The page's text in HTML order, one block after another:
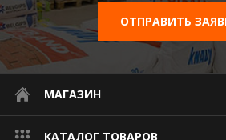
ОТПРАВИТЬ
МАГАЗИН
КАТАЛОГ ТОВАРОВ